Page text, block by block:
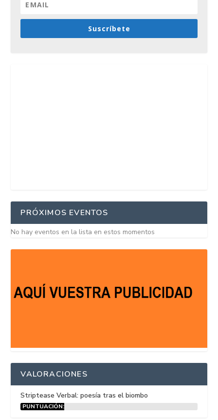
Suscríbete
PRÓXIMOS EVENTOS
No hay eventos en la lista en estos momentos
VALORACIONES
Striptease Verbal: poesía tras el biombo
PUNTUACIÓN: